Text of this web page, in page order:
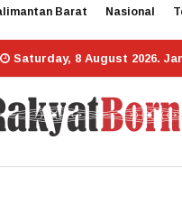
Barat Nasional
Saturday, 8 August 2026.